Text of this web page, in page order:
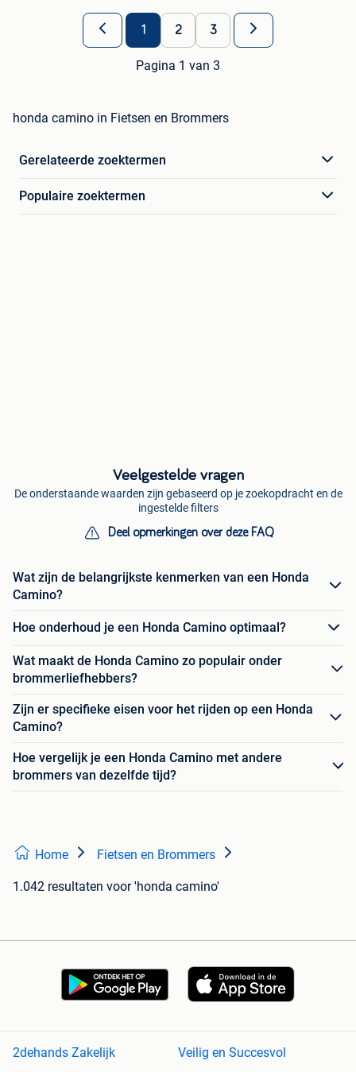
1 2 3
Pagina 1 van 3
honda camino in Fietsen en Brommers
Gerelateerde zoektermen
Populaire zoektermen
Veelgestelde vragen
De onderstaande waarden zijn gebaseerd op je zoekopdracht en de
ingestelde filters
Deel opmerkingen over deze FAQ
Wat zijn de belangrijkste kenmerken van een Honda
Camino?
Hoe onderhoud je een Honda Camino optimaal?
Wat maakt de Honda Camino zo populair onder
brommerliefhebbers?
Zijn er specifieke eisen voor het rijden op een Honda
Camino?
Hoe vergelijk je een Honda Camino met andere
brommers van dezelfde tijd?
Home Fietsen en Brommers
1.042 resultaten voor 'honda camino'
2dehands Zakelijk Veilig en Succesvol